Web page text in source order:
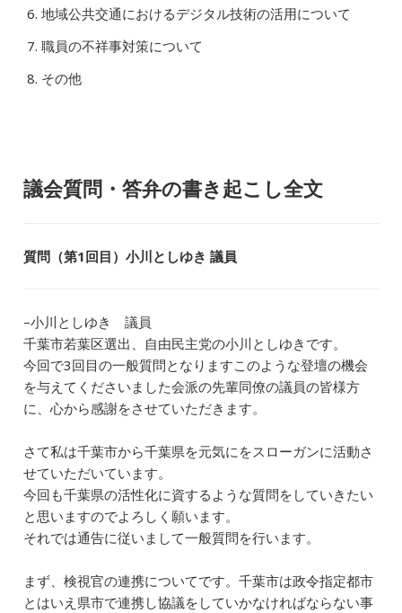
地域公共交通におけるデジタル技術の活用について
職員の不祥事対策について
その他
議会質問・答弁の書き起こし全文
質問（第1回目）小川としゆき 議員
–小川としゆき 議員
千葉市若葉区選出、自由民主党の小川としゆきです。
今回で3回目の一般質問となりますこのような登壇の機会
を与えてくださいました会派の先輩同僚の議員の皆様方
に、心から感謝をさせていただきます。
さて私は千葉市から千葉県を元気にをスローガンに活動さ
せていただいています。
今回も千葉県の活性化に資するような質問をしていきたい
と思いますのでよろしく願います。
それでは通告に従いまして一般質問を行います。
まず、検視官の連携についてです。千葉市は政令指定都市
とはいえ県市で連携し協議をしていかなければならない事